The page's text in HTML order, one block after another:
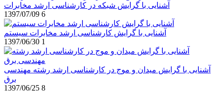
آشنایی با گرایش شبکه در کارشناسی ارشد مخابرات
1397/07/09 6
آشنایی با گرایش کارشناسی ارشد مخابرات سیستم
1397/06/30 1
آشنایی با گرایش میدان و موج در کارشناسی ارشد رشته مهندسی
برق
1397/06/25 8